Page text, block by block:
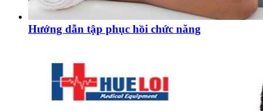
Hướng dẫn tập phục hồi chức năng